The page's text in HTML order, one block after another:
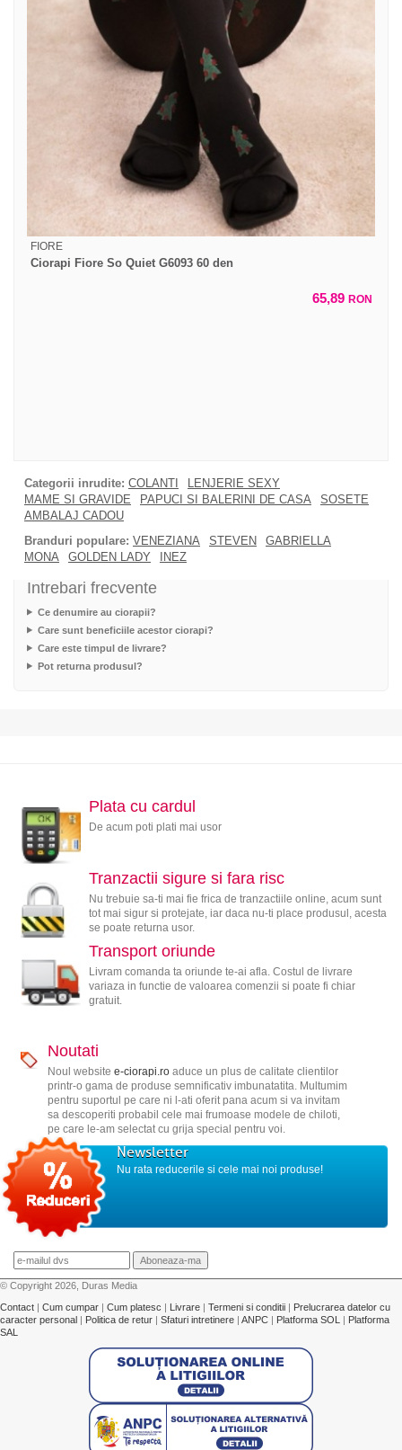
FIORE
Ciorapi Fiore So Quiet G6093 60 den
65,89 RON
Categorii inrudite: COLANTI
LENJERIE SEXY
MAME SI GRAVIDE
PAPUCI SI BALERINI DE CASA
SOSETE
AMBALAJ CADOU
Branduri populare: VENEZIANA STEVEN
GABRIELLA
MONA
GOLDEN LADY INEZ
Intrebari frecvente
Ce denumire au ciorapii?
Care sunt beneficiile acestor ciorapi?
Care este timpul de livrare?
Pot returna produsul?
Plata cu cardul
De acum poti plati mai usor
Tranzactii sigure si fara risc
Nu trebuie sa-ti mai fie frica de tranzactiile online, acum sunt
tot mai sigur si protejate, iar daca nu-ti place produsul, acesta
se poate returna usor.
Transport oriunde
Livram comanda ta oriunde te-ai afla. Costul de livrare
variaza in functie de valoarea comenzii si poate fi chiar
gratuit.
Noutati
Noul website e-ciorapi.roaduce un plus de calitate clientilor
printr-o gama de produse semnificativ imbunatatita. Multumim
pentru suportul pe care ni l-ati oferit pana acum si va invitam
sa descoperiti probabil cele mai frumoase modele de chiloti,
pe care le-am selectat cu grija special pentru voi.
Newsletter
Nu rata reducerile si cele mai noi produse!
© Copyright 2026, Duras Media
Contact
Cum cumpar Cum platesc Livrare Termeni si conditii
Prelucrarea datelor cu
caracter personal
Politica de retur Sfaturi intretinere ANPC Platforma SOL
Platforma
SAL